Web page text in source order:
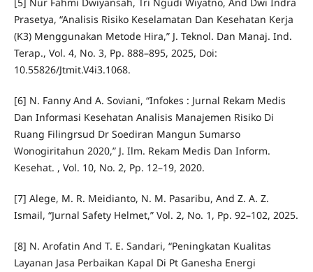
Prasetya, “Analisis Risiko Keselamatan Dan Kesehatan Kerja
(K3) Menggunakan Metode Hira,” J. Teknol. Dan Manaj. Ind.
Terap., Vol. 4, No. 3, Pp. 888–895, 2025, Doi:
10.55826/Jtmit.V4i3.1068.
[6] N. Fanny And A. Soviani, “Infokes : Jurnal Rekam Medis
Dan Informasi Kesehatan Analisis Manajemen Risiko Di
Ruang Filingrsud Dr Soediran Mangun Sumarso
Wonogiritahun 2020,” J. Ilm. Rekam Medis Dan Inform.
Kesehat. , Vol. 10, No. 2, Pp. 12–19, 2020.
[7] Alege, M. R. Meidianto, N. M. Pasaribu, And Z. A. Z.
Ismail, “Jurnal Safety Helmet,” Vol. 2, No. 1, Pp. 92–102, 2025.
[8] N. Arofatin And T. E. Sandari, “Peningkatan Kualitas
Layanan Jasa Perbaikan Kapal Di Pt Ganesha Energi